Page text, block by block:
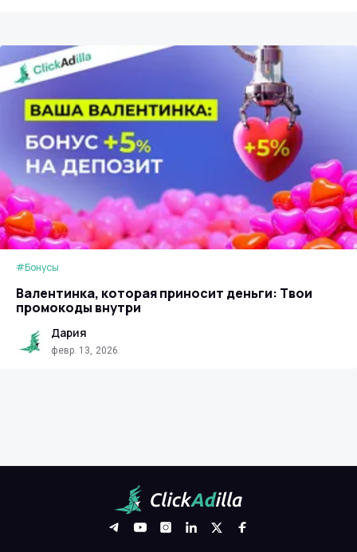
#Бонусы
Валентинка, которая приносит деньги: Твои
промокоды внутри
Дария
февр. 13, 2026